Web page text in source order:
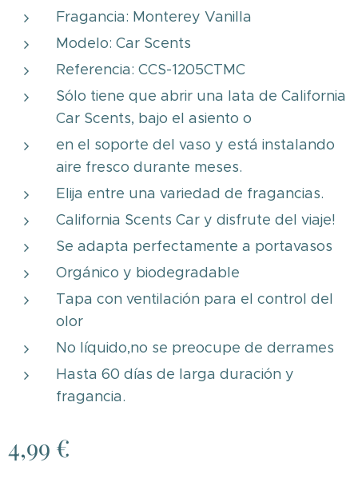
Fragancia: Monterey Vanilla
Modelo: Car Scents
Referencia: CCS-1205CTMC
Sólo tiene que abrir una lata de California
Car Scents, bajo el asiento o
en el soporte del vaso y está instalando
aire fresco durante meses.
Elija entre una variedad de fragancias.
California Scents Car y disfrute del viaje!
Se adapta perfectamente a portavasos
Orgánico y biodegradable
Tapa con ventilación para el control del
olor
No líquido,no se preocupe de derrames
Hasta 60 días de larga duración y
fragancia.
4,99 €